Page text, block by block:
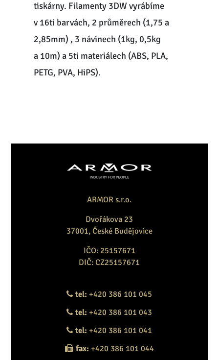
tiskárny. Filamenty 3DW vyrábíme
v 16ti barvách, 2 průměrech (1,75 a
2,85mm) , 3 návinech (1kg, 0,5kg
a 10m) a 5ti materiálech (ABS, PLA,
PETG, PVA, HiPS).
ARMOR s.r.o.
Dvořákova 23
37001, České Budějovice
IČO: 25157671
DIČ: CZ25157671
tel: +420 386 101 045
tel: +420 386 101 043
tel: +420 386 101 041
fax: +420 386 101 044